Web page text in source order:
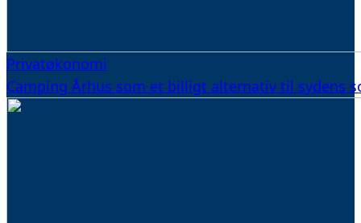
Privatøkonomi
Camping Århus som et billigt alternativ til sydens